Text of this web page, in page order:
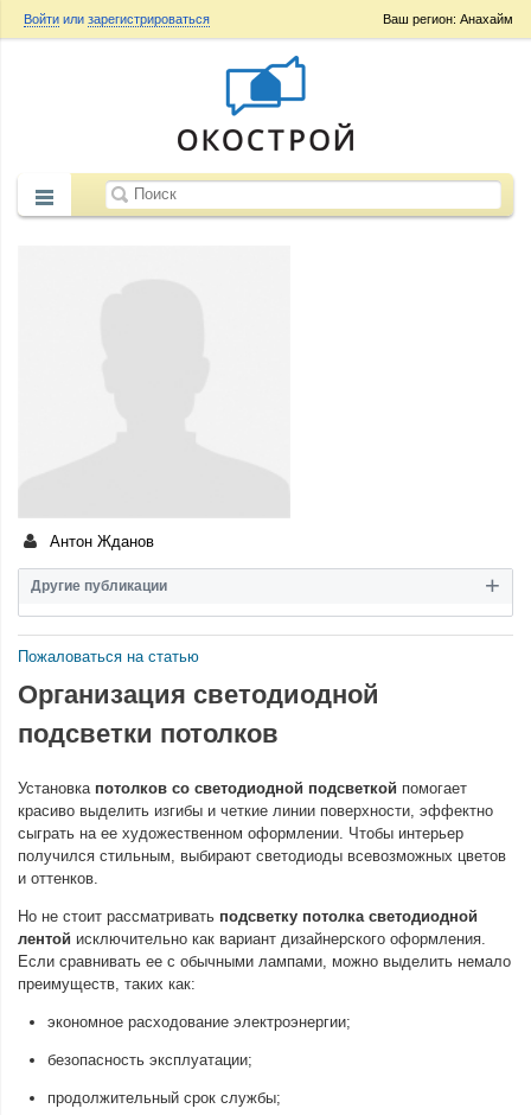
Ваш регион: Анахайм
Войти или зарегистрироваться
Антон Жданов
Другие публикации
Пожаловаться на статью
Организация светодиодной
подсветки потолков
Установка потолков со светодиодной подсветкой помогает
красиво выделить изгибы и четкие линии поверхности, эффектно
сыграть на ее художественном оформлении. Чтобы интерьер
получился стильным, выбирают светодиоды всевозможных цветов
и оттенков.
Но не стоит рассматривать подсветку потолка светодиодной
лентой исключительно как вариант дизайнерского оформления.
Если сравнивать ее с обычными лампами, можно выделить немало
преимуществ, таких как:
экономное расходование электроэнергии;
безопасность эксплуатации;
продолжительный срок службы;